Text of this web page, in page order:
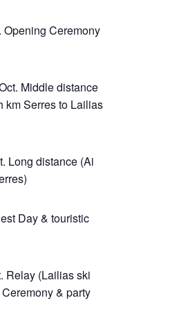
Opening Ceremony
Middle distance
km Serres to Lailias
Long distance (Ai
Day & touristic
Relay (Lailias ski
& party